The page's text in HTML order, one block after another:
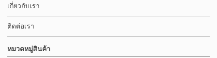
เกี่ยวกับเรา
ติดต่อเรา
หมวดหมู่สินค้า